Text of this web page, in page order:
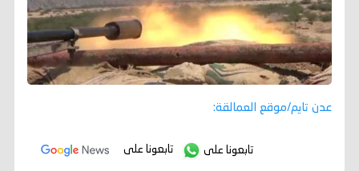
عدن تايم/موقع العمالقة:
تابعونا على تابعونا على